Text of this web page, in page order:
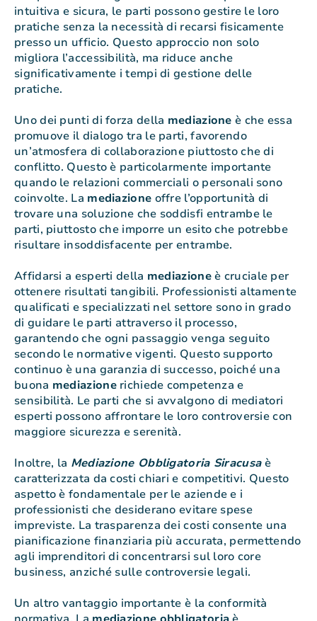
intuitiva e sicura, le parti possono gestire le loro
pratiche senza la necessità di recarsi fisicamente
presso un ufficio. Questo approccio non solo
migliora l’accessibilità, ma riduce anche
significativamente i tempi di gestione delle
pratiche.
Uno dei punti di forza della mediazione è che essa
promuove il dialogo tra le parti, favorendo
un’atmosfera di collaborazione piuttosto che di
conflitto. Questo è particolarmente importante
quando le relazioni commerciali o personali sono
coinvolte. La mediazione offre l’opportunità di
trovare una soluzione che soddisfi entrambe le
parti, piuttosto che imporre un esito che potrebbe
risultare insoddisfacente per entrambe.
Affidarsi a esperti della mediazioneè cruciale per
ottenere risultati tangibili. Professionisti altamente
qualificati e specializzati nel settore sono in grado
di guidare le parti attraverso il processo,
garantendo che ogni passaggio venga seguito
secondo le normative vigenti. Questo supporto
continuo è una garanzia di successo, poiché una
buona mediazionerichiede competenza e
sensibilità. Le parti che si avvalgono di mediatori
esperti possono affrontare le loro controversie con
maggiore sicurezza e serenità.
Inoltre, la Mediazione Obbligatoria Siracusaè
caratterizzata da costi chiari e competitivi. Questo
aspetto è fondamentale per le aziende e i
professionisti che desiderano evitare spese
impreviste. La trasparenza dei costi consente una
pianificazione finanziaria più accurata, permettendo
agli imprenditori di concentrarsi sul loro core
business, anziché sulle controversie legali.
Un altro vantaggio importante è la conformità